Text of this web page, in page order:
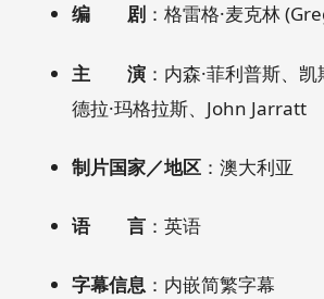
编 剧 ：格雷格·麦克林
主 演 ：内森·菲利普斯、
德拉·玛格拉斯、John Jarratt
制片国家／地区 ：澳大利亚
语 言 ：英语
字幕信息 ：内嵌简繁字幕